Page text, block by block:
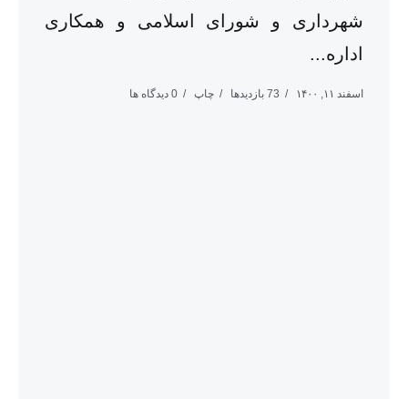
شهرداری و شورای اسلامی و همکاری
اداره...
اسفند ۱۱, ۱۴۰۰ 73 بازدیدها چاپ 0 دیدگاه ها